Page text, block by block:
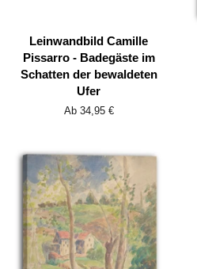
Leinwandbild Camille
Pissarro - Badegäste im
Schatten der bewaldeten
Ufer
Ab 34,95 €